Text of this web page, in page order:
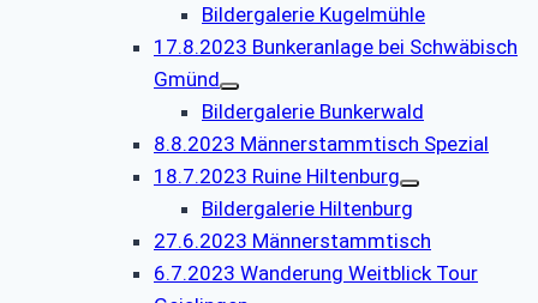
Bildergalerie Kugelmühle
17.8.2023 Bunkeranlage bei Schwäbisch
Gmünd
Bildergalerie Bunkerwald
8.8.2023 Männerstammtisch Spezial
18.7.2023 Ruine Hiltenburg
Bildergalerie Hiltenburg
27.6.2023 Männerstammtisch
6.7.2023 Wanderung Weitblick Tour